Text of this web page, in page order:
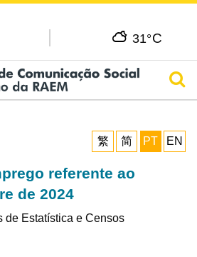
31°C
繁
简 PT EN
referente ao
de 2024
de Estatística e Censos